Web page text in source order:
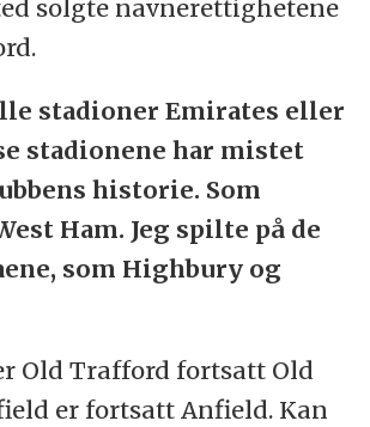
solgte navnerettighetene
stadioner Emirates eller
stadionene har mistet
historie. Som
Ham. Jeg spilte på de
som Highbury og
Old Trafford fortsatt Old
er fortsatt Anfield. Kan